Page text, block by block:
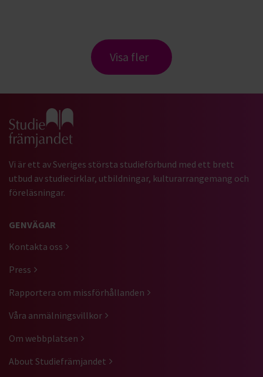
Visa fler
Gå till studiefrämjandets startsida
Vi är ett av Sveriges största studieförbund med ett brett
utbud av studiecirklar, utbildningar, kulturarrangemang och
föreläsningar.
GENVÄGAR
Kontakta oss
Press
Rapportera om missförhållanden
Våra anmälningsvillkor
Om webbplatsen
About Studiefrämjandet